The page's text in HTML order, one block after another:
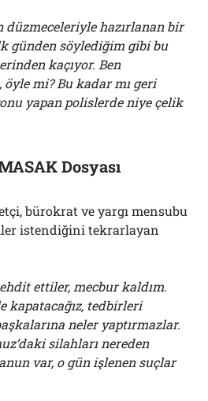
düzmeceleriyle hazırlanan bir
günden söylediğim gibi bu
kaçıyor. Ben
öyle mi? Bu kadar mı geri
yapan polislerde niye çelik
Dosyası
bürokrat ve yargı mensubu
istendiğini tekrarlayan
ettiler, mecbur kaldım.
kapatacağız, tedbirleri
neler yaptırmazlar.
silahları nereden
var, o gün işlenen suçlar